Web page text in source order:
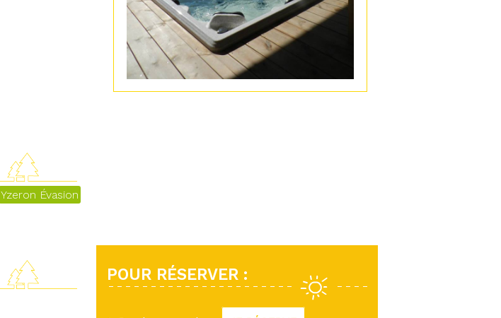
Yzeron Évasion
POUR RÉSERVER :